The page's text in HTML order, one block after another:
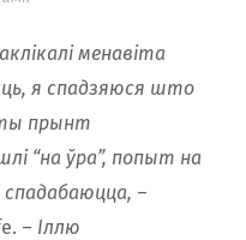
менавіта
я спадзяюся што
прынт
“на ўра”, попыт на
спадабаюцца, –
– Іллю